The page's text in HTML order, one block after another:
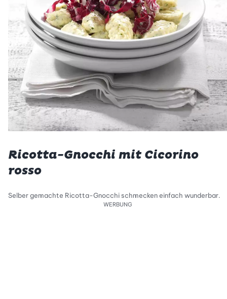
Ricotta-Gnocchi mit Cicorino
rosso
Selber gemachte Ricotta-Gnocchi schmecken einfach wunderbar.
WERBUNG